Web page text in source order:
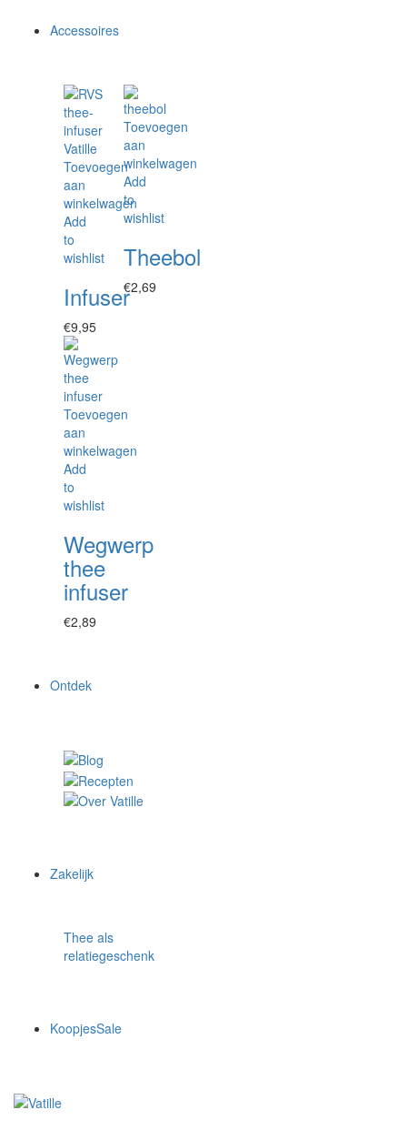
Accessoires
Toevoegen
aan
winkelwagen
Add
to
wishlist
Infuser
€9,95
Toevoegen
aan
winkelwagen
Add
to
wishlist
Theebol
€2,69
Toevoegen
aan
winkelwagen
Add
to
wishlist
Wegwerp
thee
infuser
€2,89
Ontdek
Zakelijk
Thee als
relatiegeschenk
KoopjesSale